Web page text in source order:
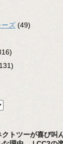
ーズ (49)
トツーが喜び叫